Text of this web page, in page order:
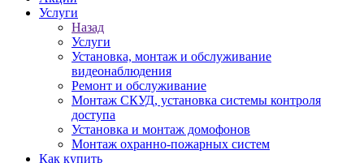
Услуги
Назад
Услуги
Установка, монтаж и обслуживание
видеонаблюдения
Ремонт и обслуживание
Монтаж СКУД, установка системы контроля
доступа
Установка и монтаж домофонов
Монтаж охранно-пожарных систем
Как купить